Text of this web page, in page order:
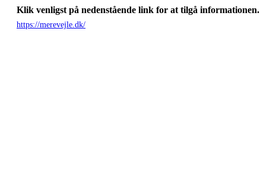
Klik venligst på nedenstående link for at tilgå informationen.
https://merevejle.dk/